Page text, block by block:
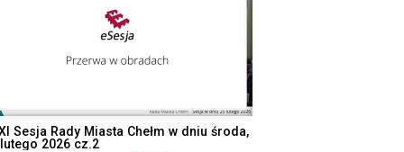
Sesja Rady Miasta Chełm w dniu środa,
2026 cz.2